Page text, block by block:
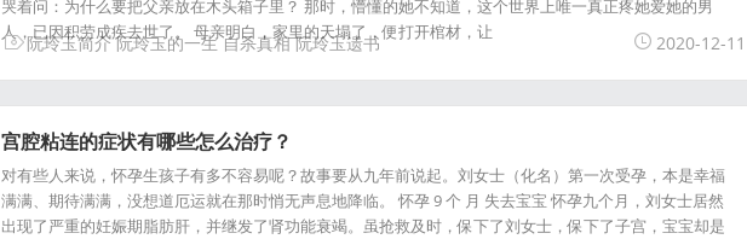
哭着问：为什么要把父亲放在木头箱子里？ 那时，懵懂的她不知道，这个世界上唯一真正疼她爱她的男
人，已因积劳成疾去世了。 母亲明白，家里的天塌了，便打开棺材，让
阮玲玉简介 阮玲玉的一生 自杀真相 阮玲玉遗书 2020-12-11
宫腔粘连的症状有哪些怎么治疗？
对有些人来说，怀孕生孩子有多不容易呢？故事要从九年前说起。刘女士（化名）第一次受孕，本是幸福
满满、期待满满，没想道厄运就在那时悄无声息地降临。 怀孕 9 个 月 失去宝宝 怀孕九个月，刘女士居然
出现了严重的妊娠期脂肪肝，并继发了肾功能衰竭。虽抢救及时，保下了刘女士，保下了子宫，宝宝却是